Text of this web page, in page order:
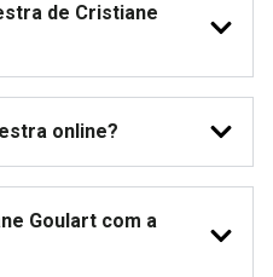
de Cristiane
online?
Goulart com a